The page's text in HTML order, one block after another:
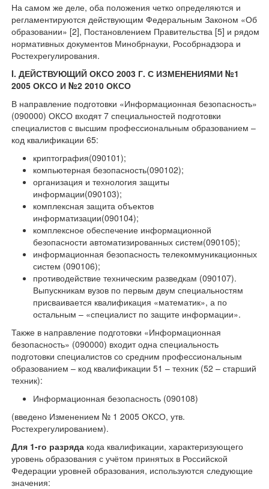
На самом же деле, оба положения четко определяются и
регламентируются действующим Федеральным Законом «Об
образовании» [2], Постановлением Правительства [5] и рядом
нормативных документов Минобрнауки, Рособрнадзора и
Ростехрегулирования.
I. ДЕЙСТВУЮЩИЙ ОКСО 2003 Г. С ИЗМЕНЕНИЯМИ №1
2005 ОКСО И №2 2010 ОКСО
В направление подготовки «Информационная безопасность»
(090000) ОКСО входят 7 специальностей подготовки
специалистов с высшим профессиональным образованием –
код квалификации 65:
криптография(090101);
компьютерная безопасность(090102);
организация и технология защиты
информации(090103);
комплексная защита объектов
информатизации(090104);
комплексное обеспечение информационной
безопасности автоматизированных систем(090105);
информационная безопасность телекоммуникационных
систем (090106);
противодействие техническим разведкам (090107).
Выпускникам вузов по первым двум специальностям
присваивается квалификация «математик», а по
остальным – «специалист по защите информации».
Также в направление подготовки «Информационная
безопасность» (090000) входит одна специальность
подготовки специалистов со средним профессиональным
образованием – код квалификации 51 – техник (52 – старший
техник):
Информационная безопасность (090108)
(введено Изменением № 1 2005 ОКСО, утв.
Ростехрегулированием).
Для 1-го разряда кода квалификации, характеризующего
уровень образования с учётом принятых в Российской
Федерации уровней образования, используются следующие
значения: